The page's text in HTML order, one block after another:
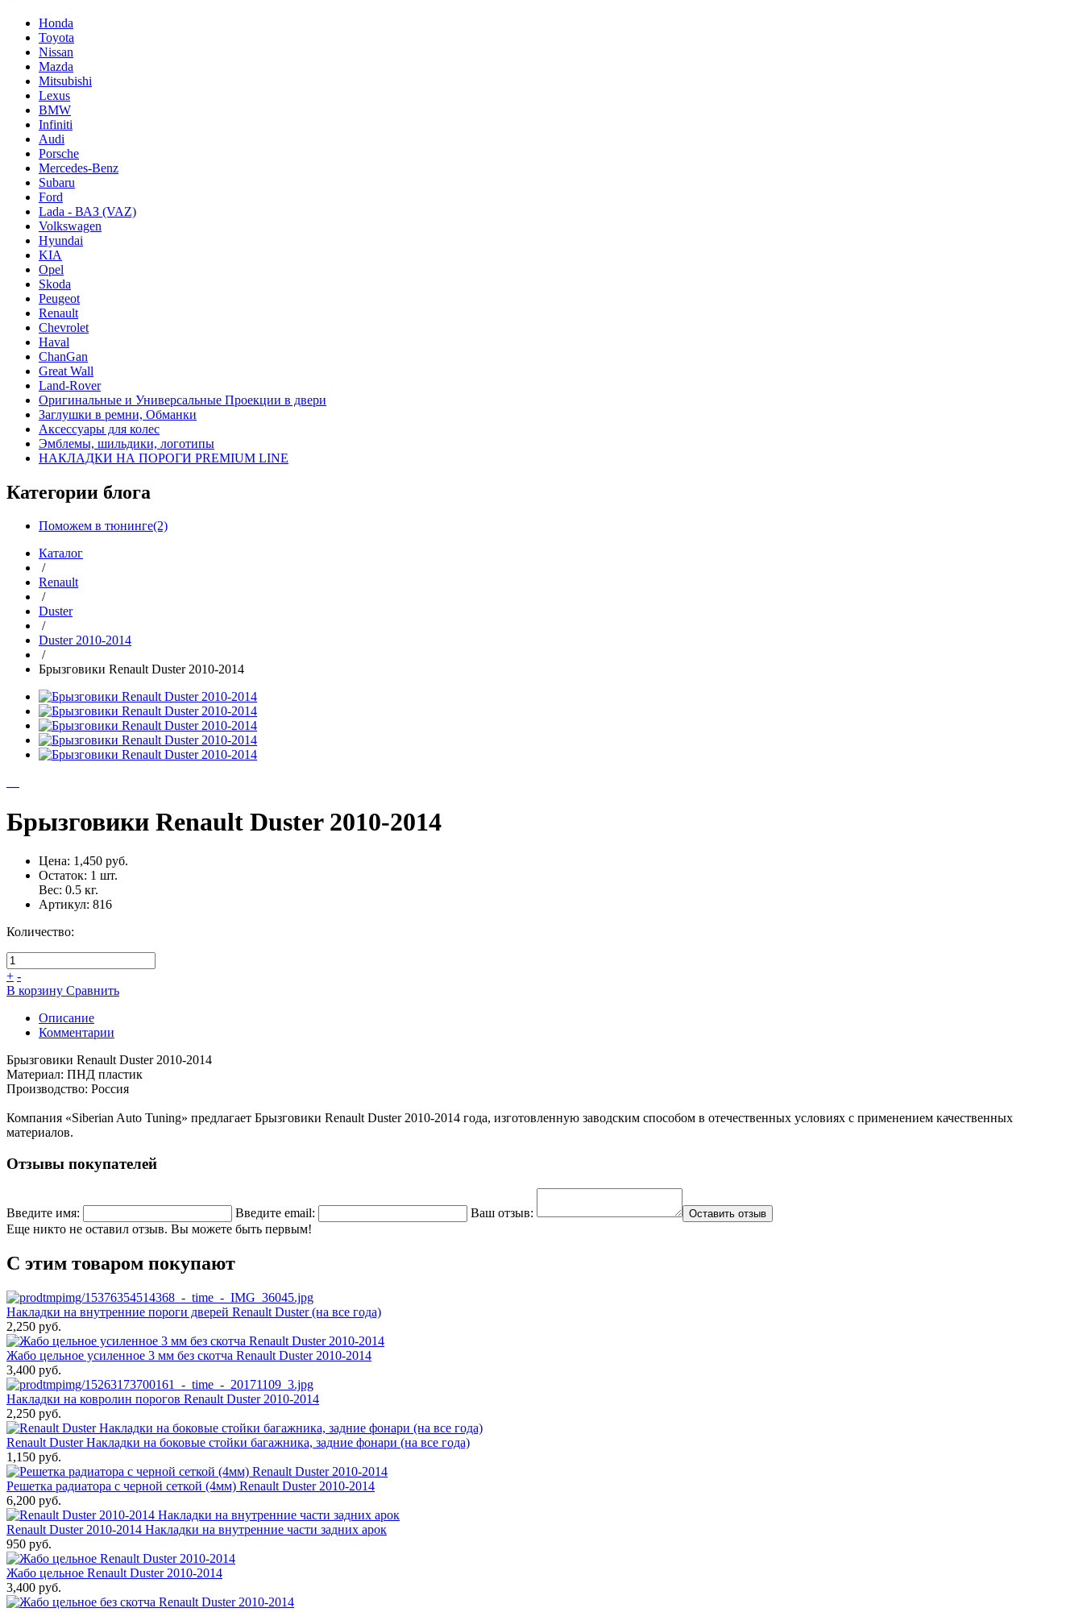
Honda
Toyota
Nissan
Mazda
Mitsubishi
Lexus
BMW
Infiniti
Audi
Porsche
Mercedes-Benz
Subaru
Ford
Lada - ВАЗ (VAZ)
Volkswagen
Hyundai
KIA
Opel
Skoda
Peugeot
Renault
Chevrolet
Haval
ChanGan
Great Wall
Land-Rover
Оригинальные и Универсальные Проекции в двери
Заглушки в ремни, Обманки
Аксессуары для колес
Эмблемы, шильдики, логотипы
НАКЛАДКИ НА ПОРОГИ PREMIUM LINE
Категории блога
Поможем в тюнинге(2)
Каталог
/
Renault
/
Duster
/
Duster 2010-2014
/
Брызговики Renault Duster 2010-2014
Брызговики Renault Duster 2010-2014
Цена: 1,450 руб.
Остаток: 1 шт.
Вес: 0.5 кг.
Артикул: 816
Количество:
+ -
В корзину Сравнить
Описание
Комментарии
Брызговики Renault Duster 2010-2014
Материал: ПНД пластик
Производство: Россия
Компания «Siberian Auto Tuning» предлагает Брызговики Renault Duster 2010-2014 года, изготовленную заводским способом в отечественных условиях с применением качественных
материалов.
Отзывы покупателей
Введите имя: Введите email: Ваш отзыв: Оставить отзыв
Еще никто не оставил отзыв. Вы можете быть первым!
С этим товаром покупают
Накладки на внутренние пороги дверей Renault Duster (на все года)
2,250 руб.
Жабо цельное усиленное 3 мм без скотча Renault Duster 2010-2014
3,400 руб.
Накладки на ковролин порогов Renault Duster 2010-2014
2,250 руб.
Renault Duster Накладки на боковые стойки багажника, задние фонари (на все года)
1,150 руб.
Решетка радиатора с черной сеткой (4мм) Renault Duster 2010-2014
6,200 руб.
Renault Duster 2010-2014 Накладки на внутренние части задних арок
950 руб.
Жабо цельное Renault Duster 2010-2014
3,400 руб.